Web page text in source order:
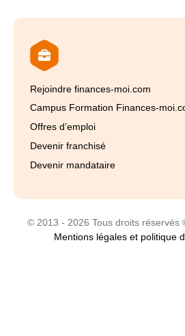
Rejoindre finances-moi.com
Campus Formation Finances-
Offres d’emploi
Devenir franchisé
Devenir mandataire
© 2013 - 2026 Tous droits réservés
Mentions légales et politique